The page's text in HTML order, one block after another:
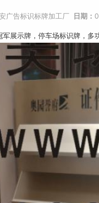
广告标识标牌加工厂 日期：
展示牌，停车场标识牌，多